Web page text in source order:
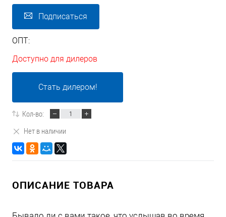
Подписаться
ОПТ:
Доступно для дилеров
Стать дилером!
Кол-во:
Нет в наличии
ОПИСАНИЕ ТОВАРА